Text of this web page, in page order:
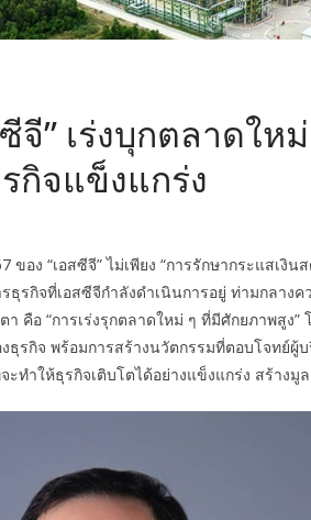
จี” เร่งบุกตลาดให
กิจแข็งแกร่ง
ของ “เอสซีจี” ไม่เพียง “การรักษากระแสเงิ
ธุรกิจที่เอสซีจีกำลังดำเนินการอยู่ ท่ามกลาง
คือ “การเร่งรุกตลาดใหม่ ๆ ที่มีศักยภาพสูง
ธุรกิจ พร้อมการสร้างนวัตกรรมที่ตอบโจทย์ผู้
ทำให้ธุรกิจเติบโตได้อย่างแข็งแกร่ง สร้างมู